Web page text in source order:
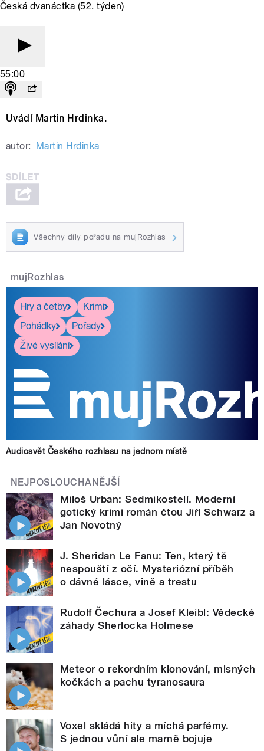
Česká dvanáctka (52. týden)
55:00
Uvádí Martin Hrdinka.
autor: Martin Hrdinka
Všechny díly pořadu na mujRozhlas
mujRozhlas
Hry a četby
Krimi
Pohádky
Pořady
Živé vysílání
Audiosvět Českého rozhlasu na jednom místě
NEJPOSLOUCHANĚJŠÍ
Miloš Urban: Sedmikostelí. Moderní
gotický krimi román čtou Jiří Schwarz a
Jan Novotný
J. Sheridan Le Fanu: Ten, který tě
nespouští z očí. Mysteriózní příběh
o dávné lásce, vině a trestu
Rudolf Čechura a Josef Kleibl: Vědecké
záhady Sherlocka Holmese
Meteor o rekordním klonování, mlsných
kočkách a pachu tyranosaura
Voxel skládá hity a míchá parfémy.
S jednou vůní ale marně bojuje